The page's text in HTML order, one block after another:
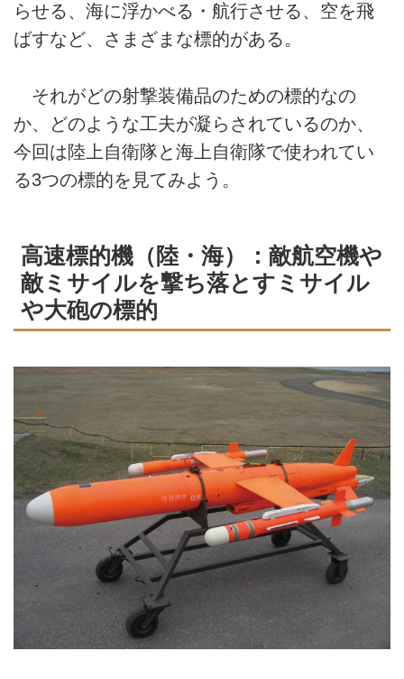
らせる、海に浮かべる・航行させる、空を飛
ばすなど、さまざまな標的がある。
それがどの射撃装備品のための標的なの
か、どのような工夫が凝らされているのか、
今回は陸上自衛隊と海上自衛隊で使われてい
る3つの標的を見てみよう。
高速標的機（陸・海）：敵航空機や
敵ミサイルを撃ち落とすミサイル
や大砲の標的